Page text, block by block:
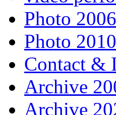
Photo
Photo
Contact &
Archive
Archive